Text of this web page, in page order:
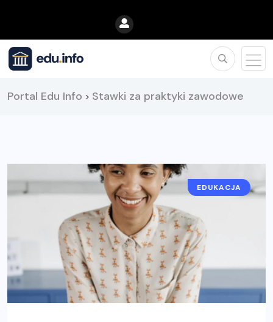
Portal Edu Info > Stawki za praktyki zawodowe
EDUKACJA